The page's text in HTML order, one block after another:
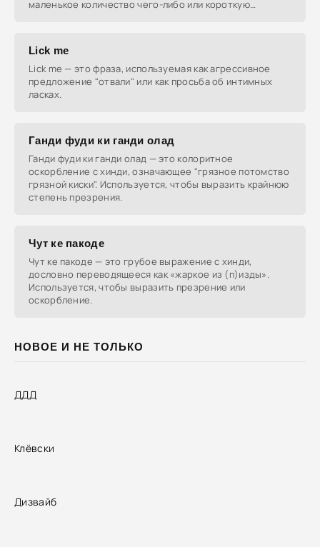
НОВОЕ И НЕ ТОЛЬКО
ДДД
Клёвски
Дизвайб
маленькое количество чего-либо или короткую
Lick me
Lick me — это фраза, используемая как агрессивное
предложение "отвали" или как просьба об интимных
ласках.
Ганди фуди ки ганди олад
Ганди фуди ки ганди олад — это колоритное
оскорбление с хинди, означающее "грязное потомство
грязной киски". Используется, чтобы выразить крайнюю
степень презрения.
Чут ке пакоде
Чут ке пакоде — это грубое выражение с хинди,
дословно переводящееся как «жаркое из (п)изды».
Используется, чтобы выразить презрение или
оскорбление.